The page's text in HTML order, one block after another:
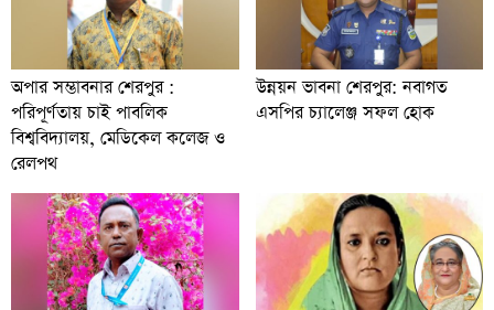
অপার সম্ভাবনার শেরপুর :
পরিপূর্ণতায় চাই পাবলিক
বিশ্ববিদ্যালয়, মেডিকেল কলেজ ও
রেলপথ
উন্নয়ন ভাবনা শেরপুর: নবাগত
এসপির চ্যালেঞ্জ সফল হোক